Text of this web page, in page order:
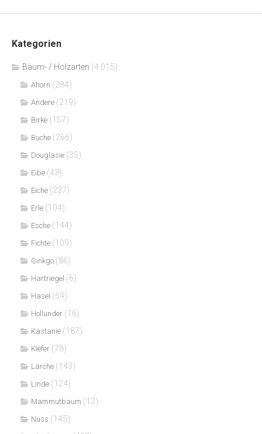
Kategorien
Bäum- / Holzarten (4.015)
Ahorn (284)
Andere (219)
Birke (157)
Buche (266)
Douglasie (35)
Eibe (43)
Eiche (237)
Erle (104)
Esche (144)
Fichte (109)
Ginkgo (86)
Hartriegel (6)
Hasel (64)
Hollunder (16)
Kastanie (187)
Kiefer (78)
Lärche (143)
Linde (124)
Mammutbaum (12)
Nuss (145)